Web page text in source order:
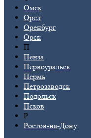
Омск
Орел
Оренбург
Орск
П
Пенза
Первоуральск
Пермь
Петрозаводск
Подольск
Псков
Р
Ростов-на-Дону